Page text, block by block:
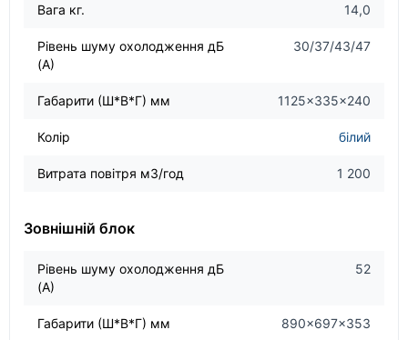
Вага кг. 14,0
Рівень шуму охолодження дБ
(А)
30/37/43/47
Габарити (Ш*В*Г) мм 1125×335×240
Колір білий
Витрата повітря м3/год 1 200
Зовнішній блок
Рівень шуму охолодження дБ
(А)
52
Габарити (Ш*В*Г) мм 890×697×353